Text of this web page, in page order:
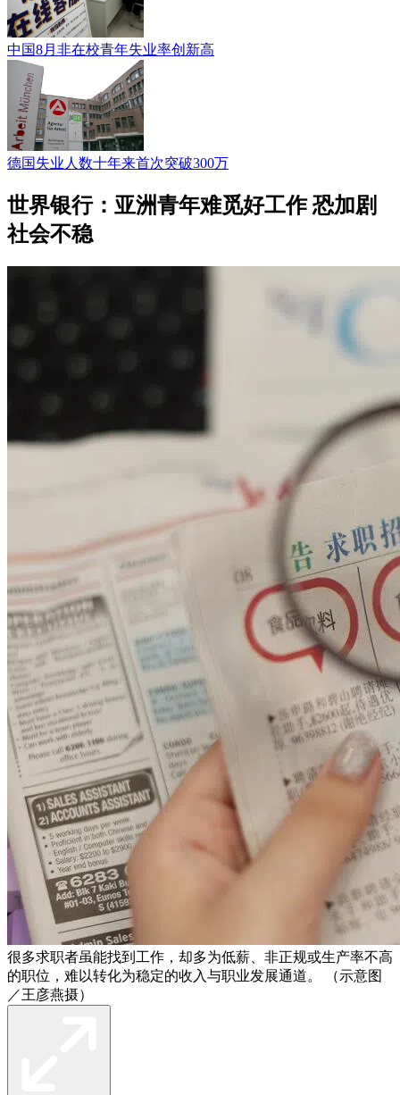
中国8月非在校青年失业率创新高
德国失业人数十年来首次突破300万
世界银行：亚洲青年难觅好工作 恐加剧
社会不稳
很多求职者虽能找到工作，却多为低薪、非正规或生产率不高
的职位，难以转化为稳定的收入与职业发展通道。 （示意图
／王彦燕摄）